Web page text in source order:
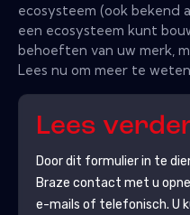
ecosysteem (ook bekend
een ecosysteem kunt
behoeften van uw merk,
Lees nu om meer te
Lees
Door dit formulier in te
Braze contact met u
e-mails of telefonisch. U